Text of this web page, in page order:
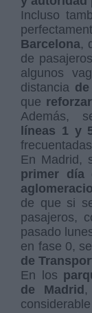
Incluso
Barcelona,
de
algunos
distancia
que reforzar
Además,
líneas 1 y
En Madrid,
primer día
de que si
pasajeros,
pasado
en fase 0,
de
En los
de Madrid